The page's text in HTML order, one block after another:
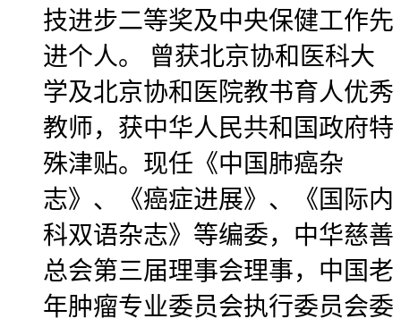
技进步二等奖及中央保健工作先
进个人。 曾获北京协和医科大
学及北京协和医院教书育人优秀
教师，获中华人民共和国政府特
殊津贴。现任《中国肺癌杂
志》、《癌症进展》、《国际内
科双语杂志》等编委，中华慈善
总会第三届理事会理事，中国老
年肿瘤专业委员会执行委员会委